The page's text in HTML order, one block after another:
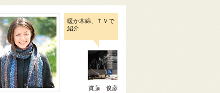
暖か木綿、ＴＶで
紹介
實藤 俊彦